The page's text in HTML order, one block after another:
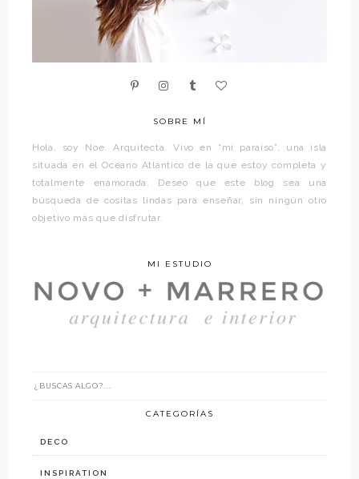
SOBRE MÍ
Hola, soy Noe. Arquitecta. Vivo en “mi paraíso”, una isla
situada en el Océano Atlántico de la que estoy completa y
totalmente enamorada. Deseo que este blog sea una
búsqueda de cositas lindas para enseñar, sin ningún otro
objetivo más que disfrutar.
MI ESTUDIO
CATEGORÍAS
DECO
INSPIRATION